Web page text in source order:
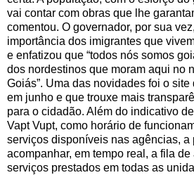
vai contar com obras que lhe
comentou. O governador, por sua
importância dos imigrantes que
e enfatizou que “todos nós somos
dos nordestinos que moram aqui no
Goiás”. Uma das novidades foi o
em junho e que trouxe mais
para o cidadão. Além do indicativo
Vapt Vupt, como horário de
serviços disponíveis nas agências, a
acompanhar, em tempo real, a fila
serviços prestados em todas as